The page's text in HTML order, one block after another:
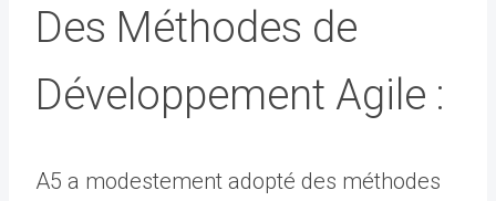
Des Méthodes de
Développement Agile :
A5 a modestement adopté des méthodes